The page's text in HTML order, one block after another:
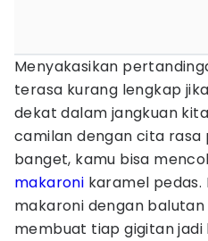
Menyakasikan
terasa kurang lengkap
dekat dalam jangkuan
camilan dengan cita rasa
banget, kamu bisa
makaroni karamel pedas.
makaroni dengan balutan
membuat tiap gigitan jadi